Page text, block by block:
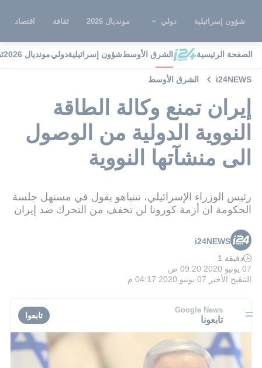
شؤون إسرائيلية دولي مونديال 2026 ثقافة اقتصاد
الصفحة الرئيسية الشرق الأوسطشؤون إسرائيليةدوليمونديال 2026
i24NEWS الشرق الأوسط
إيران تمنع وكالة الطاقة
النووية الدولية من الوصول
الى منشآتها النووية
رئيس الوزراء الإسرائيلي، نتنياهو يقول في مستهل جلسة
الحكومة ان أزمة كورونا لن تخفف من التحرك ضد إيران
i24NEWS
دقيقة 1
07 يونيو 2020 09:20 ص
التنقيح الأخير 07 يونيو 2020 04:17 م
Google News
تابعونا تابعوا